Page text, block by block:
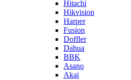
Hitachi
Hikvision
Harper
Fusion
Doffler
Dahua
BBK
Asano
Akai